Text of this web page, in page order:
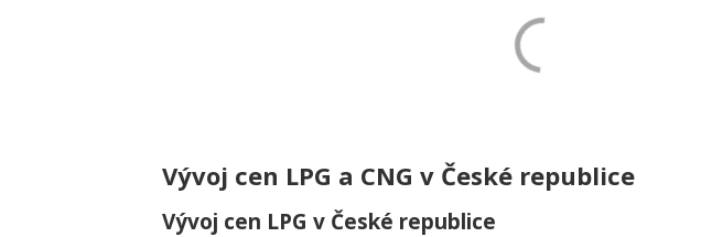
Vývoj cen LPG a CNG v České republice
Vývoj cen LPG v České republice